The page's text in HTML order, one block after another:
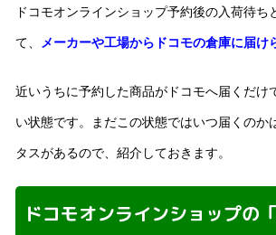
ドコモオンラインショップ予約後の入荷待
て、
メーカーや工場からドコモの倉庫に届け
近いうちに予約した商品がドコモへ届くだ
い状態です。まだこの状態ではいつ届くの
タスがあるので、紹介しておきます。
ドコモオンラインショップの